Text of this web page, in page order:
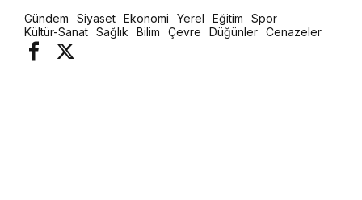
oto
kiralama
parça
eşya
Gündem Siyaset Ekonomi Yerel Eğitim
Spor
Kültür-Sanat Sağlık Bilim Çevre Düğünler Cenazeler